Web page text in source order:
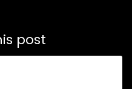
post